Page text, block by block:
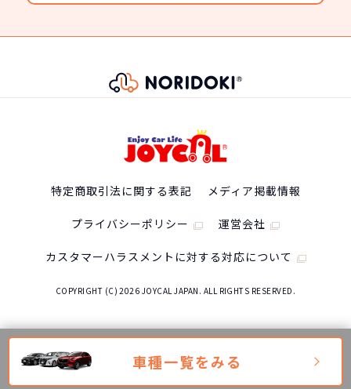
53,900
107(145)/3500
トランスミッション
最大トルク
380(38.7)/2000
シート列
3列
WLTCモード燃費
特定商取引法に関する表記 メディア掲載情報
プライバシーポリシー 運営会社
カスタマーハラスメントに対する対応について
COPYRIGHT (C) 2026 JOYCAL JAPAN. ALL RIGHTS RESERVED.
車種一覧をみる